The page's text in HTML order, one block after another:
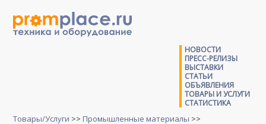
НОВОСТИ
ПРЕСС-РЕЛИЗЫ
ВЫСТАВКИ
СТАТЬИ
ОБЪЯВЛЕНИЯ
ТОВАРЫ И УСЛУГИ
СТАТИСТИКА
Товары/Услуги >> Промышленные материалы >>